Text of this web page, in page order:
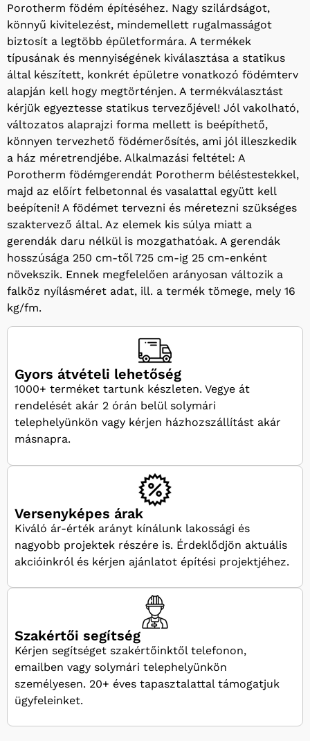
Porotherm födém építéséhez. Nagy szilárdságot,
könnyű kivitelezést, mindemellett rugalmasságot
biztosít a legtöbb épületformára. A termékek
típusának és mennyiségének kiválasztása a statikus
által készített, konkrét épületre vonatkozó födémterv
alapján kell hogy megtörténjen. A termékválasztást
kérjük egyeztesse statikus tervezőjével! Jól vakolható,
változatos alaprajzi forma mellett is beépíthető,
könnyen tervezhető födémerősítés, ami jól illeszkedik
a ház méretrendjébe. Alkalmazási feltétel: A
Porotherm födémgerendát Porotherm béléstestekkel,
majd az előírt felbetonnal és vasalattal együtt kell
beépíteni! A födémet tervezni és méretezni szükséges
szaktervező által. Az elemek kis súlya miatt a
gerendák daru nélkül is mozgathatóak. A gerendák
hosszúsága 250 cm-től 725 cm-ig 25 cm-enként
növekszik. Ennek megfelelően arányosan változik a
falköz nyílásméret adat, ill. a termék tömege, mely 16
kg/fm.
Gyors átvételi lehetőség
1000+ terméket tartunk készleten. Vegye át
rendelését akár 2 órán belül solymári
telephelyünkön vagy kérjen házhozszállítást akár
másnapra.
Versenyképes árak
Kiváló ár-érték arányt kínálunk lakossági és
nagyobb projektek részére is. Érdeklődjön aktuális
akcióinkról és kérjen ajánlatot építési projektjéhez.
Szakértői segítség
Kérjen segítséget szakértőinktől telefonon,
emailben vagy solymári telephelyünkön
személyesen. 20+ éves tapasztalattal támogatjuk
ügyfeleinket.